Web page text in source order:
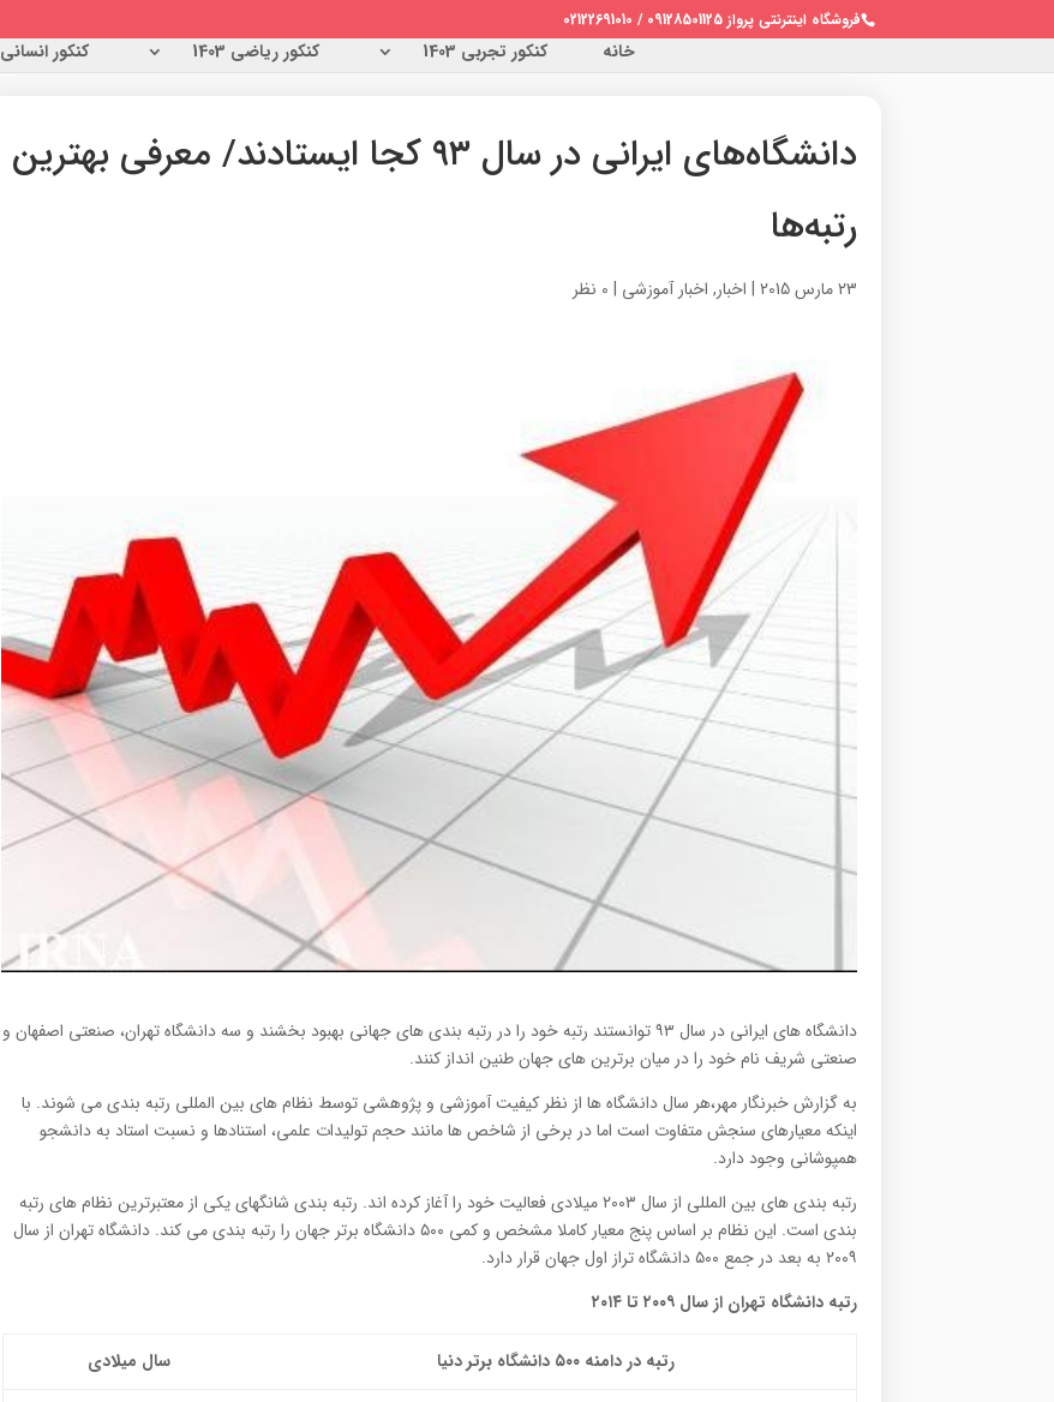
فروشگاه اینترنتی پرواز 09128501125 / 02122691010
خانه کنکور تجربی 1403 کنکور ریاضی 1403 کنکور انسانی 1403
دانشگاه‌های ایرانی در سال ۹۳ کجا ایستادند/ معرفی بهترین
رتبه‌ها
23 مارس 2015 | اخبار, اخبار آموزشی | 0 نظر
دانشگاه های ایرانی در سال ۹۳ توانستند رتبه خود را در رتبه بندی های جهانی بهبود بخشند و سه دانشگاه تهران، صنعتی اصفهان و
صنعتی شریف نام خود را در میان برترین های جهان طنین انداز کنند.
به گزارش خبرنگار مهر،‌هر سال دانشگاه ها از نظر کیفیت آموزشی و پژوهشی توسط نظام های بین المللی رتبه بندی می شوند. با
اینکه معیارهای سنجش متفاوت است اما در برخی از شاخص ها مانند حجم تولیدات علمی، استنادها و نسبت استاد به دانشجو
همپوشانی وجود دارد.
رتبه بندی های بین المللی از سال ۲۰۰۳ میلادی فعالیت خود را آغاز کرده اند. رتبه بندی شانگهای یکی از معتبرترین نظام های رتبه
بندی است. این نظام بر اساس پنج معیار کاملا مشخص و کمی ۵۰۰ دانشگاه برتر جهان را رتبه بندی می کند. دانشگاه تهران از سال
۲۰۰۹ به بعد در جمع ۵۰۰ دانشگاه تراز اول جهان قرار دارد.
رتبه دانشگاه تهران از سال ۲۰۰۹ تا ۲۰۱۴
رتبه در دامنه ۵۰۰ دانشگاه برتر دنیا سال میلادی